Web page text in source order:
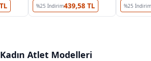
%25 İndirim439,58 TL %25 İndirim
Kadın Atlet Modelleri